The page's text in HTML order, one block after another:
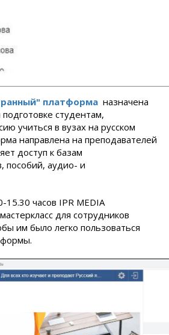
платформа назначена
студентам,
учиться в вузах на русском
направлена на преподавателей
доступ к базам
пособий, аудио- и
15.30 часов IPR MEDIA
для сотрудников
им было легко пользоваться